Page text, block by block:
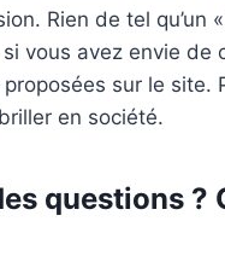
Rien de tel
vous avez envie
sur le site.
en société.
questions ?